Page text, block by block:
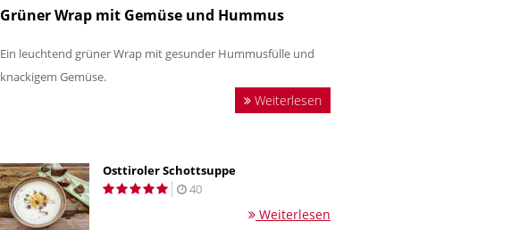
Grüner Wrap mit Gemüse und Hummus
Ein leuchtend grüner Wrap mit gesunder Hummusfülle und
knackigem Gemüse.
Weiterlesen
Osttiroler Schottsuppe
40
Weiterlesen